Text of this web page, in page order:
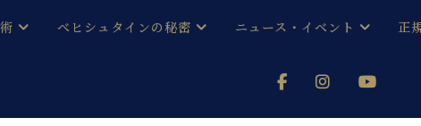
ベヒシュタインの秘密 ニュース・イベント
メルマガ会員登録ご案内
正